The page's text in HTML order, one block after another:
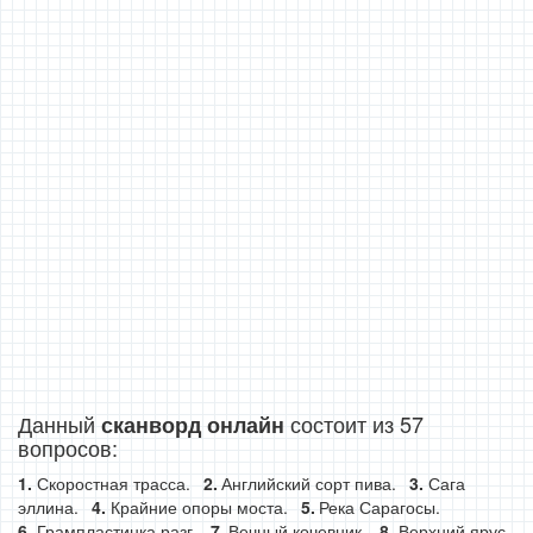
Данный сканворд онлайн состоит из 57
вопросов:
Скоростная трасса. Английский сорт пива.
Сага
эллина.
Крайние опоры моста.
Река Сарагосы.